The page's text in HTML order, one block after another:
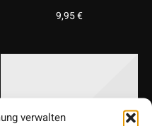
verwalten
9,95€